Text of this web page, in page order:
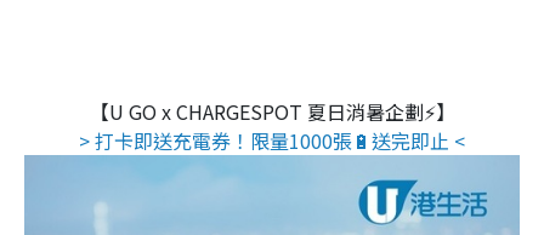
【U GO x CHARGESPOT 夏日消暑企劃⚡】
> 打卡即送充電券！限量1000張🔋送完即止 <